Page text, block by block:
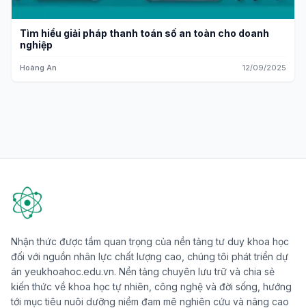
Tìm hiểu giải pháp thanh toán số an toàn cho doanh
nghiệp
Hoàng An 12/09/2025
Nhận thức được tầm quan trọng của nền tảng tư duy khoa học
đối với nguồn nhân lực chất lượng cao, chúng tôi phát triển dự
án yeukhoahoc.edu.vn. Nền tảng chuyên lưu trữ và chia sẻ
kiến thức về khoa học tự nhiên, công nghệ và đời sống, hướng
tới mục tiêu nuôi dưỡng niềm đam mê nghiên cứu và nâng cao